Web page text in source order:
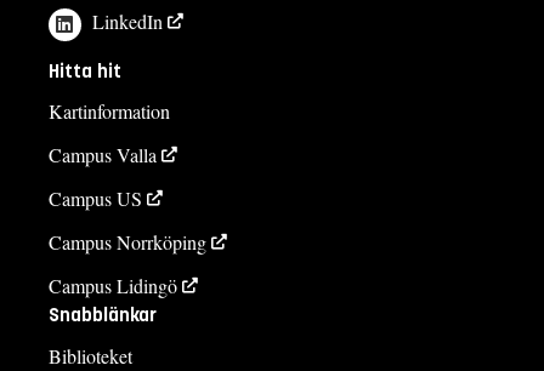
LinkedIn
Hitta hit
Kartinformation
Campus Valla
Campus US
Campus Norrköping
Campus Lidingö
Snabblänkar
Biblioteket